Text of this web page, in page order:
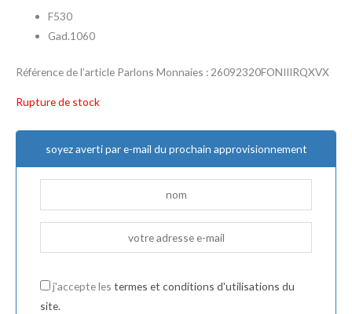
F530
Gad.1060
Référence de l’article Parlons Monnaies : 26092320FONIIIRQXVX
Rupture de stock
soyez averti par e-mail du prochain approvisionnement
j'accepte les termes et conditions d'utilisations du
site.